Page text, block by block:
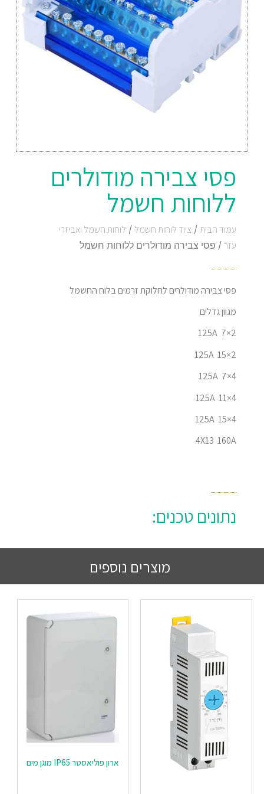
פסי צבירה מודולרים
ללוחות חשמל
עמוד הבית / ציוד לוחות חשמל / לוחות חשמל ואביזרי
עזר/ פסי צבירה מודולרים ללוחות חשמל
פסי צבירה מודולרים לחלוקת זרמים בלוח החשמל
מגוון גדלים
2×7 125A
2×15 125A
4×7 125A
4×11 125A
4×15 125A
4X13 160A
נתונים טכנים:
מוצרים נוספים
ארון פוליאסטר IP65 מוגן מים